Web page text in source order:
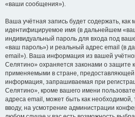
«ваши сообщения»).
Ваша учётная запись будет содержать, как
идентифицируемое имя (в дальнейшем
индивидуальный пароль для входа под
«ваш пароль») и реальный адрес email (в
email»). Ваша информация из вашей
Селятино» охраняется законами о
применяемыми в стране, предоставляющей
информация, запрашиваемая при
Селятино», кроме вашего имени
адреса email, может быть как необходимой,
вводу, на усмотрение администрации